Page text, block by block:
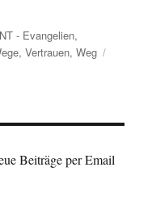
NT - Evangelien,
,Vertrauen,Weg
Beiträge per Email